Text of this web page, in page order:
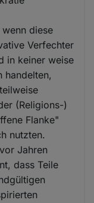
diese
Verfechter
in keiner weise
handelten,
(Religions-)
Flanke"
nutzten.
Jahren
dass Teile